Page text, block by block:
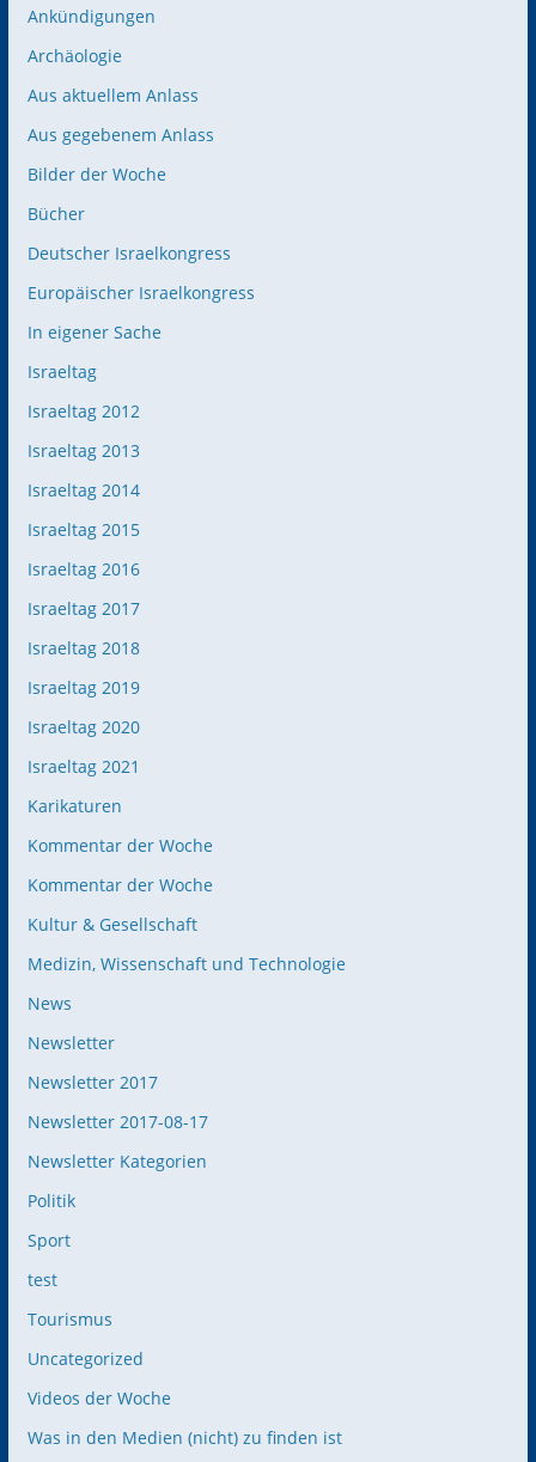
Ankündigungen
Archäologie
Aus aktuellem Anlass
Aus gegebenem Anlass
Bilder der Woche
Bücher
Deutscher Israelkongress
Europäischer Israelkongress
In eigener Sache
Israeltag
Israeltag 2012
Israeltag 2013
Israeltag 2014
Israeltag 2015
Israeltag 2016
Israeltag 2017
Israeltag 2018
Israeltag 2019
Israeltag 2020
Israeltag 2021
Karikaturen
Kommentar der Woche
Kommentar der Woche
Kultur & Gesellschaft
Medizin, Wissenschaft und Technologie
News
Newsletter
Newsletter 2017
Newsletter 2017-08-17
Newsletter Kategorien
Politik
Sport
test
Tourismus
Uncategorized
Videos der Woche
Was in den Medien (nicht) zu finden ist